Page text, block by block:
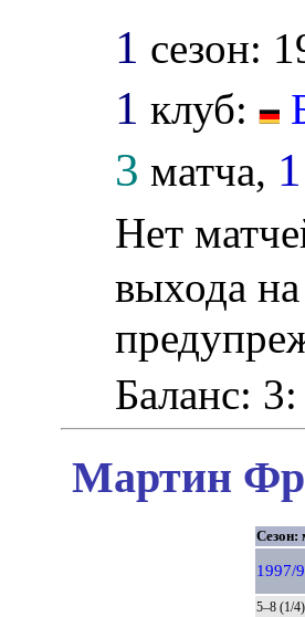
1 сезон:
1 клуб:
3 матча, 1
Нет
выхода
Баланс:
Мартин
Сезон:
1997/
5–8 (1/4)